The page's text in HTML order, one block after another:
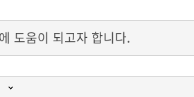
도움이 되고자 합니다.